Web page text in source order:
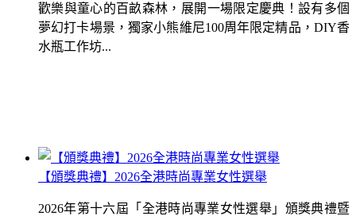
歡樂與童心的百畝森林，展開一場限定慶典！設有多個
夢幻打卡場景，獨家小熊維尼100周年限定精品，DIY香
水瓶工作坊...
【頒獎典禮】2026全港時尚專業女性選舉
2026年第十六屆「全港時尚專業女性選舉」頒獎典禮暨